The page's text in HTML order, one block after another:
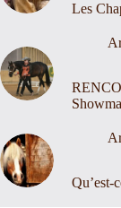
Les
Qu’est-